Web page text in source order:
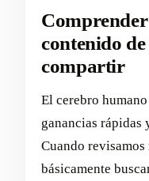
contenido de
compartir
El cerebro
ganancias rápidas
Cuando revisamos
básicamente